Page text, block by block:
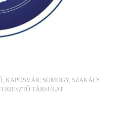
KAPOSVÁR SOMOGY SZAKÁLY
TÁRSULAT